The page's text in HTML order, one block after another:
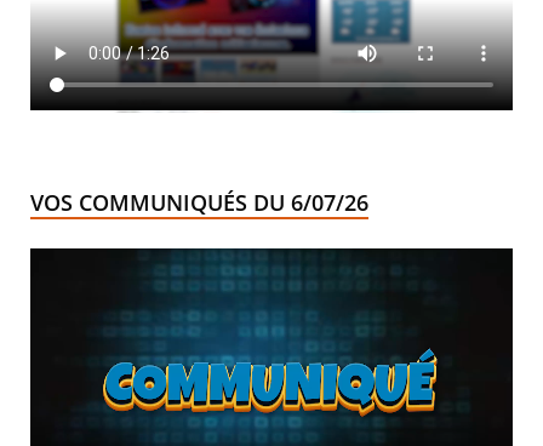
VOS COMMUNIQUÉS DU 6/07/26